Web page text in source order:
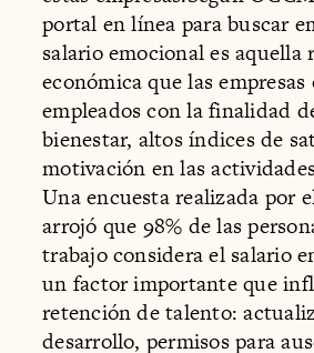
portal en línea para buscar
salario emocional es
económica que las empresas
empleados con la finalidad
bienestar, altos índices de
motivación en las
Una encuesta realizada por
arrojó que 98% de las
trabajo considera el salario
un factor importante que
retención de talento:
desarrollo, permisos para